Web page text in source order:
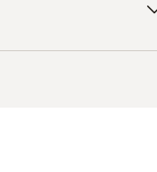
新校準，也不會超過